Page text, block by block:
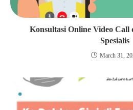
Konsultasi Online Video Call
Spesialis
March 31,